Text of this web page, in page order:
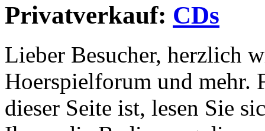
Privatverkauf: CDs
Lieber Besucher, herzlich
Hoerspielforum und mehr.
dieser Seite ist, lesen Sie